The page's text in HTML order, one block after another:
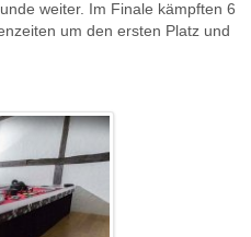
weiter. Im Finale kämpften 6
um den ersten Platz und